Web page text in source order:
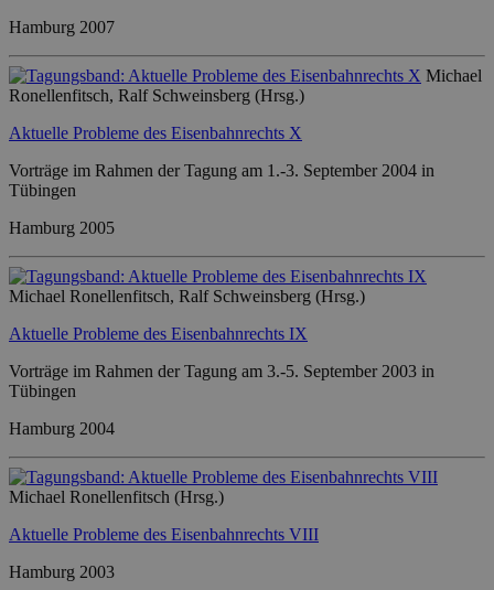
Hamburg 2007
Michael
Ronellenfitsch, Ralf Schweinsberg (Hrsg.)
Aktuelle Probleme des Eisenbahnrechts X
Vorträge im Rahmen der Tagung am 1.-3. September 2004 in
Tübingen
Hamburg 2005
Michael Ronellenfitsch, Ralf Schweinsberg (Hrsg.)
Aktuelle Probleme des Eisenbahnrechts IX
Vorträge im Rahmen der Tagung am 3.-5. September 2003 in
Tübingen
Hamburg 2004
Michael Ronellenfitsch (Hrsg.)
Aktuelle Probleme des Eisenbahnrechts VIII
Hamburg 2003